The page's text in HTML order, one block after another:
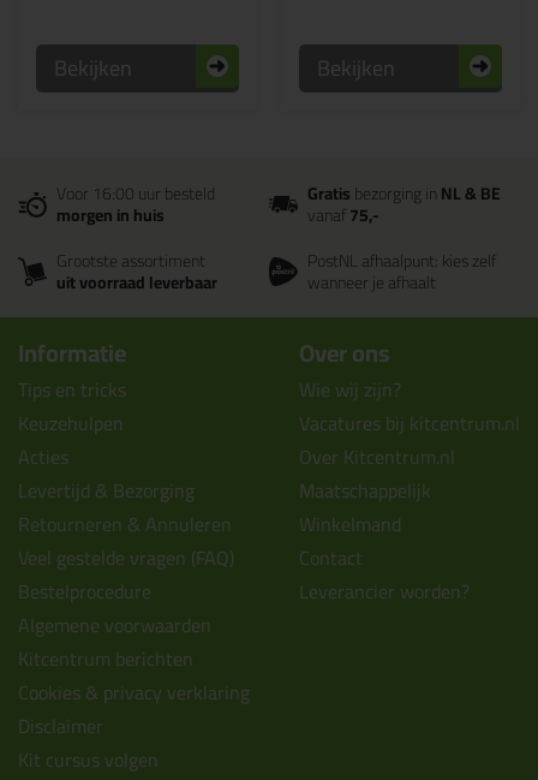
Bekijken Bekijken
Voor 16:00 uur besteld
morgen in huis
Gratisbezorging inNL & BE
vanaf75,-
Grootste assortiment
uit voorraad leverbaar
PostNL afhaalpunt: kies zelf
wanneer je afhaalt
Informatie
Tips en tricks
Keuzehulpen
Acties
Levertijd & Bezorging
Retourneren & Annuleren
Veel gestelde vragen (FAQ)
Bestelprocedure
Algemene voorwaarden
Kitcentrum berichten
Cookies & privacy verklaring
Disclaimer
Kit cursus volgen
Over ons
Wie wij zijn?
Vacatures bij kitcentrum.nl
Over Kitcentrum.nl
Maatschappelijk
Winkelmand
Contact
Leverancier worden?